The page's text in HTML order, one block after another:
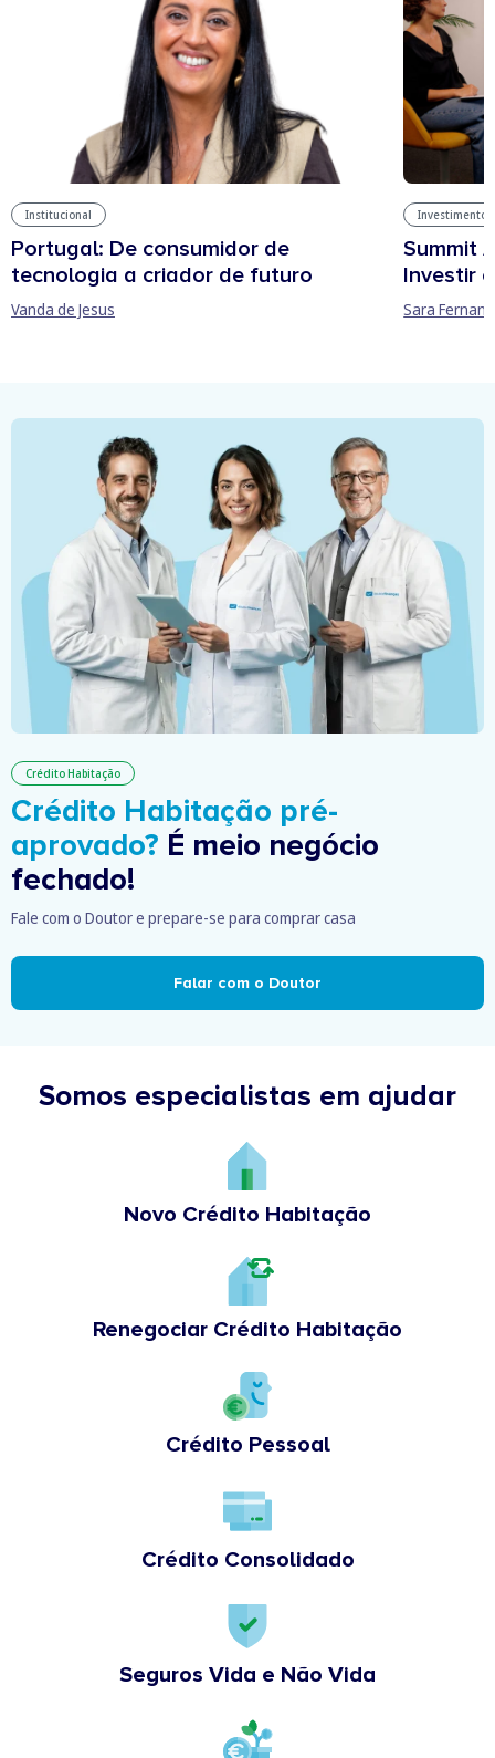
Institucional
Portugal: De consumidor de
tecnologia a criador de futuro
Vanda de Jesus
Investimentos
Summit
Investir
Sara
Crédito Habitação
Crédito Habitação pré-
aprovado? É meio negócio
fechado!
Fale com o Doutor e prepare-se para comprar casa
Falar com o Doutor
Somos especialistas em ajudar
Novo Crédito Habitação
Renegociar Crédito Habitação
Crédito Pessoal
Crédito Consolidado
Seguros Vida e Não Vida